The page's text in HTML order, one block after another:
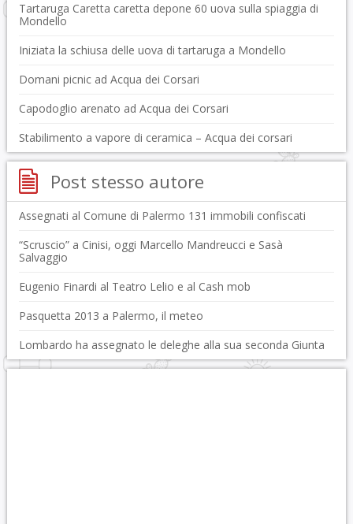
Tartaruga Caretta caretta depone 60 uova sulla spiaggia di
Mondello
Iniziata la schiusa delle uova di tartaruga a Mondello
Domani picnic ad Acqua dei Corsari
Capodoglio arenato ad Acqua dei Corsari
Stabilimento a vapore di ceramica – Acqua dei corsari
Post stesso autore
Assegnati al Comune di Palermo 131 immobili confiscati
“Scruscio” a Cinisi, oggi Marcello Mandreucci e Sasà
Salvaggio
Eugenio Finardi al Teatro Lelio e al Cash mob
Pasquetta 2013 a Palermo, il meteo
Lombardo ha assegnato le deleghe alla sua seconda Giunta